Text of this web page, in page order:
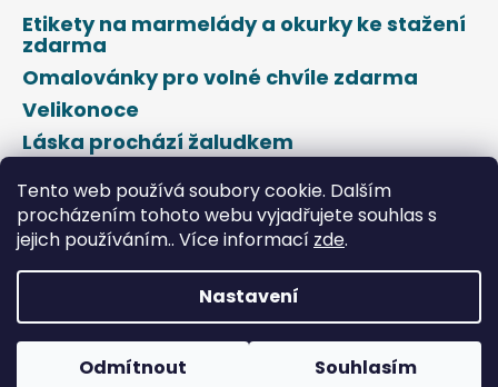
Tento web používá soubory cookie. Dalším
procházením tohoto webu vyjadřujete souhlas s
jejich používáním.. Více informací zde.
Nastavení
Odmítnout Souhlasím
?
HLEDAT
D
o
o
r
Etikety na marmelády a okurky ke stažení
zdarma
Omalovánky pro volné chvíle zdarma
Velikonoce
Láska prochází žaludkem
Vytvořil Shoptet
Copyright 2026DROPAP . Všechna práva vyhrazena.